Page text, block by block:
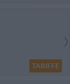
TARIFFE